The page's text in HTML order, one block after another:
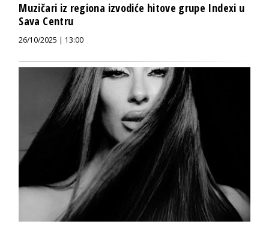
Muzičari iz regiona izvodiće hitove grupe Indexi u
Sava Centru
26/10/2025 | 13:00